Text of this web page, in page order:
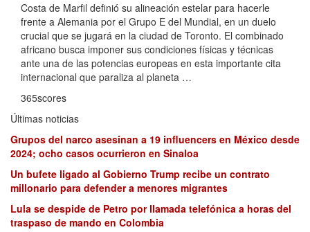
Costa de Marfil definió su alineación estelar para hacerle
frente a Alemania por el Grupo E del Mundial, en un duelo
crucial que se jugará en la ciudad de Toronto. El combinado
africano busca imponer sus condiciones físicas y técnicas
ante una de las potencias europeas en esta importante cita
internacional que paraliza al planeta …
365scores
Últimas noticias
Grupos del narco asesinan a 19 influencers en México desde
2024; ocho casos ocurrieron en Sinaloa
Un bufete ligado al Gobierno Trump recibe un contrato
millonario para defender a menores migrantes
Lula se despide de Petro por llamada telefónica a horas del
traspaso de mando en Colombia